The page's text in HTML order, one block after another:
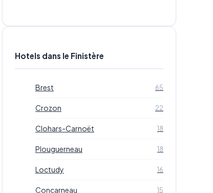
Hotels dans le Finistère
Brest 65
Crozon 22
Clohars-Carnoët 18
Plouguerneau 18
Loctudy 16
Concarneau 15